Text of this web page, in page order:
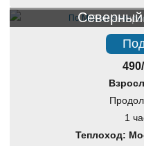
Речная
1
Теплоход: